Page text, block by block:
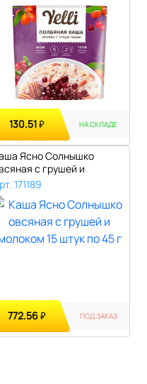
130.51₽ НА СКЛАДЕ
Ясно Солнышко
с грушей и
15 штук п..
171189
772.56₽ ПОД ЗАКАЗ